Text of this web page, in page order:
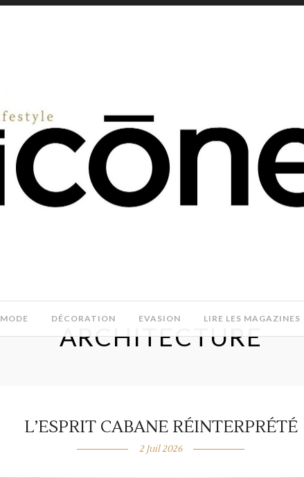
MODE DÉCORATION EVASION LIRE LES MAGAZINES
ARCHITECTURE
L’ESPRIT CABANE RÉINTERPRÉTÉ
2 Juil 2026